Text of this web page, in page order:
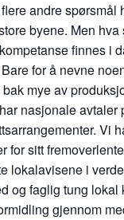
andre spørsmål
byene. Men hva
finnes i
for å nevne
mye av
nasjonale avtaler
Vi
for sitt
lokalavisene i
og faglig tung lokal
gjennom